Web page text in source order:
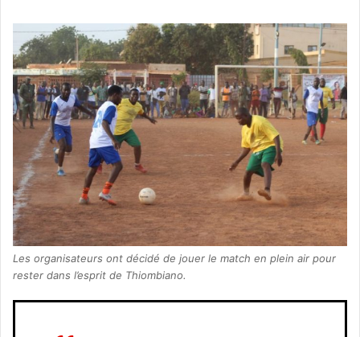
Les organisateurs ont décidé de jouer le match en plein air pour
rester dans l’esprit de Thiombiano.